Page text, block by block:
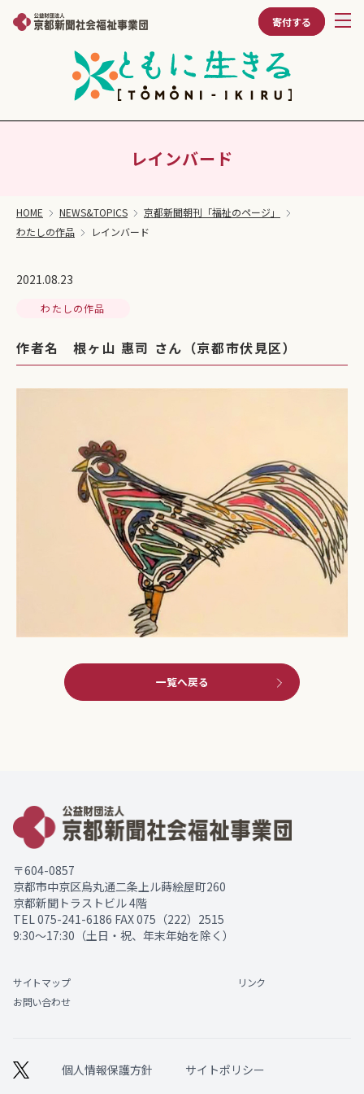
寄付する
レインバード
HOME NEWS&TOPICS
京都新聞朝刊「福祉のページ」
わたしの作品
レインバード
2021.08.23
わたしの作品
作者名 根ヶ山 惠司 さん（京都市伏見区）
一覧へ戻る
〒604-0857
京都市中京区烏丸通二条上ル蒔絵屋町260
京都新聞トラストビル 4階
TEL 075-241-6186 FAX 075（222）2515
9:30～17:30（土日・祝、年末年始を除く）
サイトマップ
リンク
お問い合わせ
個人情報保護方針 サイトポリシー